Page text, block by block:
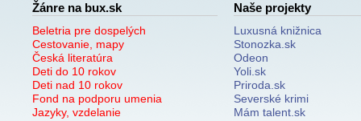
Žánre na bux.sk
Beletria pre dospelých
Cestovanie, mapy
Česká literatúra
Deti do 10 rokov
Deti nad 10 rokov
Fond na podporu umenia
Jazyky, vzdelanie
Naše projekty
Luxusná knižnica
Stonozka.sk
Odeon
Yoli.sk
Priroda.sk
Severské krimi
Mám talent.sk